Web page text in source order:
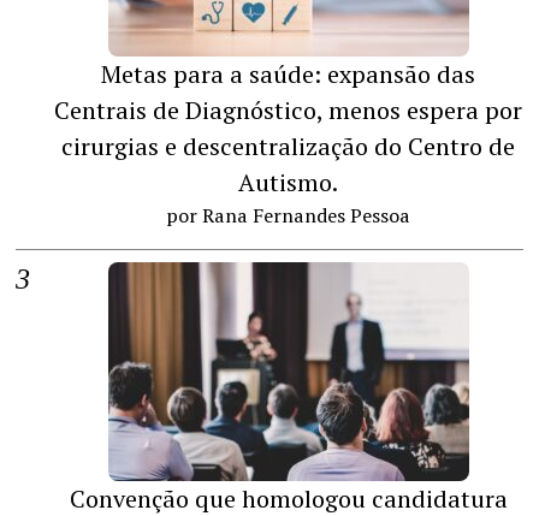
Metas para a saúde: expansão das
Centrais de Diagnóstico, menos espera por
cirurgias e descentralização do Centro de
Autismo.
por Rana Fernandes Pessoa
Convenção que homologou candidatura